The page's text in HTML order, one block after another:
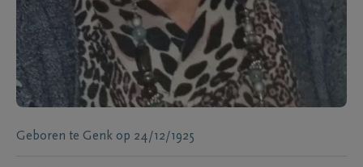
Geboren te Genk op 24/12/1925